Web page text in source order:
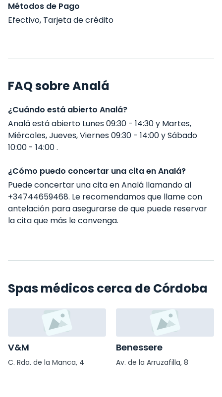
Métodos de Pago
Efectivo, Tarjeta de crédito
FAQ sobre Analá
¿Cuándo está abierto Analá?
Analá está abierto Lunes 09:30 - 14:30 y Martes,
Miércoles, Jueves, Viernes 09:30 - 14:00 y Sábado
10:00 - 14:00 .
¿Cómo puedo concertar una cita en Analá?
Puede concertar una cita en Analá llamando al
+34744659468. Le recomendamos que llame con
antelación para asegurarse de que puede reservar
la cita que más le convenga.
Spas médicos cerca de Córdoba
V&M
C. Rda. de la Manca, 4
Benessere
Av. de la Arruzafilla, 8